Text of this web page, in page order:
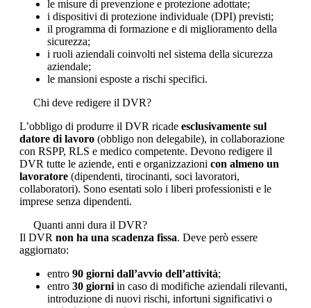
le misure di prevenzione e protezione adottate;
i dispositivi di protezione individuale (DPI) previsti;
il programma di formazione e di miglioramento della
sicurezza;
i ruoli aziendali coinvolti nel sistema della sicurezza
aziendale;
le mansioni esposte a rischi specifici.
Chi deve redigere il DVR?
L’obbligo di produrre il DVR ricade esclusivamente sul
datore di lavoro (obbligo non delegabile), in collaborazione
con RSPP, RLS e medico competente. Devono redigere il
DVR tutte le aziende, enti e organizzazioni con almeno un
lavoratore (dipendenti, tirocinanti, soci lavoratori,
collaboratori). Sono esentati solo i liberi professionisti e le
imprese senza dipendenti.
Quanti anni dura il DVR?
Il DVR non ha una scadenza fissa. Deve però essere
aggiornato:
entro 90 giorni dall’avvio dell’attività;
entro 30 giorni in caso di modifiche aziendali rilevanti,
introduzione di nuovi rischi, infortuni significativi o